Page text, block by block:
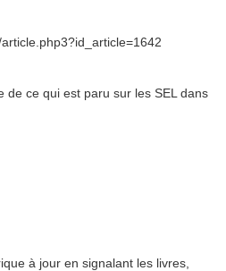
de ce qui est paru sur les SEL dans
à jour en signalant les livres,